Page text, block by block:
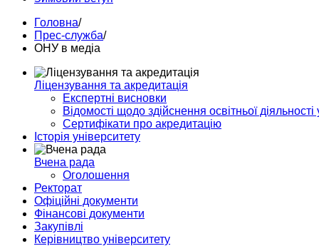
Головна/
Прес-служба/
ОНУ в медіа
Ліцензування та акредитація
Експертні висновки
Відомості щодо здійснення освітньої
Сертифікати про акредитацію
Історія університету
Вчена рада
Оголошення
Ректорат
Офіційні документи
Фінансові документи
Закупівлі
Керівництво університету